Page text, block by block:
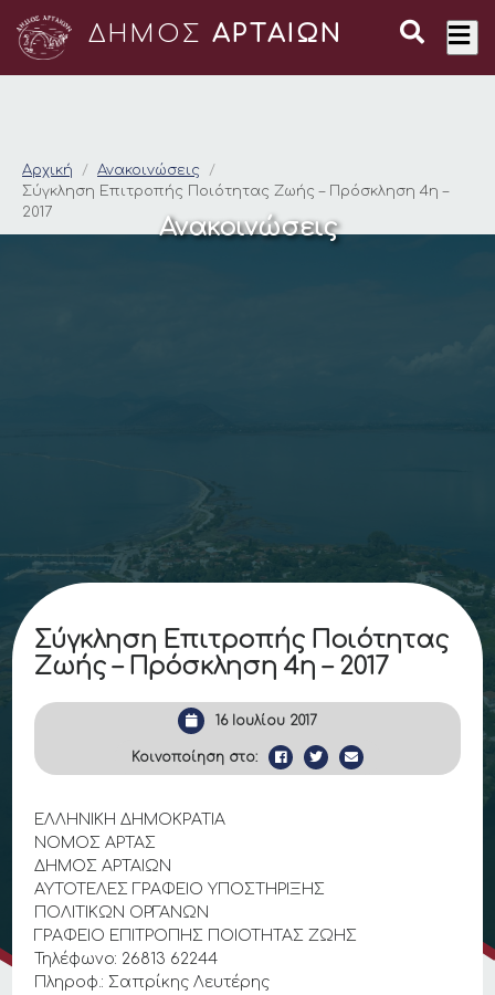
ΔΗΜΟΣ ΑΡΤΑΙΩΝ
Σύγκληση
Αρχική
Ανακοινώσεις
Σύγκληση Επιτροπής Ποιότητας Ζωής – Πρόσκληση 4η –
2017
Ανακοινώσεις
Σύγκληση Επιτροπής Ποιότητας
Ζωής – Πρόσκληση 4η – 2017
16 Ιουλίου 2017
Κοινοποίηση στο:
ΕΛΛΗΝΙΚΗ ΔΗΜΟΚΡΑΤΙΑ
ΝΟΜΟΣ ΑΡΤΑΣ
ΔΗΜΟΣ ΑΡΤΑΙΩΝ
ΑΥΤΟΤΕΛΕΣ ΓΡΑΦΕΙΟ ΥΠΟΣΤΗΡΙΞΗΣ
ΠΟΛΙΤΙΚΩΝ ΟΡΓΑΝΩΝ
ΓΡΑΦΕΙΟ ΕΠΙΤΡΟΠΗΣ ΠΟΙΟΤΗΤΑΣ ΖΩΗΣ
Τηλέφωνο: 26813 62244
Πληροφ.: Σαπρίκης Λευτέρης